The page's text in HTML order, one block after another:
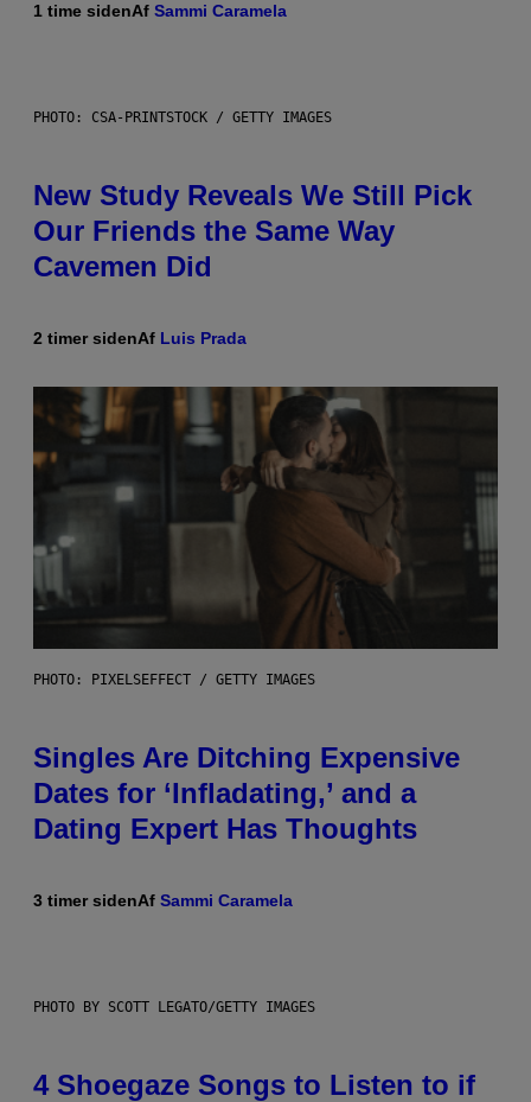
1 time sidenAf Sammi Caramela
PHOTO: CSA-PRINTSTOCK / GETTY IMAGES
New Study Reveals We Still Pick
Our Friends the Same Way
Cavemen Did
2 timer sidenAf Luis Prada
PHOTO: PIXELSEFFECT / GETTY IMAGES
Singles Are Ditching Expensive
Dates for ‘Infladating,’ and a
Dating Expert Has Thoughts
3 timer sidenAf Sammi Caramela
PHOTO BY SCOTT LEGATO/GETTY IMAGES
4 Shoegaze Songs to Listen to if